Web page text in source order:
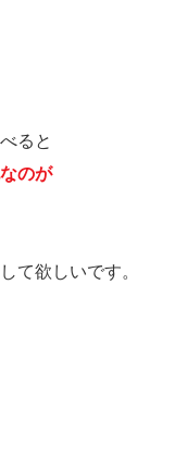
ると
のが
て欲しいです。